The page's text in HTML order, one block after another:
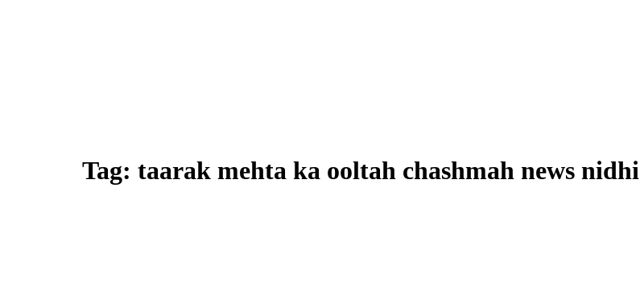
Tag: taarak mehta ka ooltah chashmah news nidhi